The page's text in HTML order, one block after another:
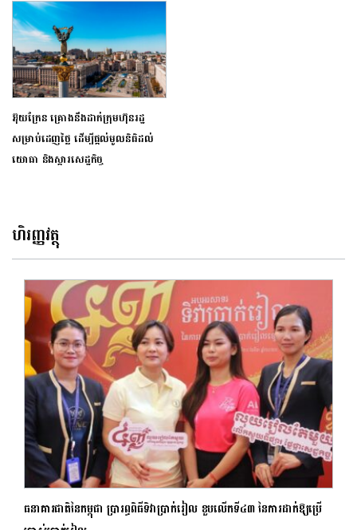
អ៊ុយក្រែន គ្រោងនឹងដាក់ក្រុមហ៊ុនរដ្ឋ
សម្រាប់ដេញថ្លៃ ដើម្បីផ្តល់មូលនិធិដល់
យោធា និងស្តារសេដ្ឋកិច្ច
ហិរញ្ញវត្ថុ
ធនាគារជាតិនៃកម្ពុជា ប្រារព្ធពិធីទិវាប្រាក់រៀល ខួបលើកទី៤៣ នៃការដាក់ឱ្យប្រើ